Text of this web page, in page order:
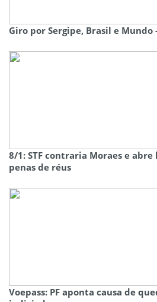
Giro por Sergipe, Brasil e Mundo
8/1: STF contraria Moraes e
penas de réus
Voepass: PF aponta causa de